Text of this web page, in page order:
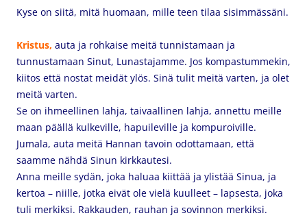
Kyse on siitä, mitä huomaan, mille teen tilaa sisimmässäni.
Kristus, auta ja rohkaise meitä tunnistamaan ja
tunnustamaan Sinut, Lunastajamme. Jos kompastummekin,
kiitos että nostat meidät ylös. Sinä tulit meitä varten, ja olet
meitä varten.
Se on ihmeellinen lahja, taivaallinen lahja, annettu meille
maan päällä kulkeville, hapuileville ja kompuroiville.
Jumala, auta meitä Hannan tavoin odottamaan, että
saamme nähdä Sinun kirkkautesi.
Anna meille sydän, joka haluaa kiittää ja ylistää Sinua, ja
kertoa – niille, jotka eivät ole vielä kuulleet – lapsesta, joka
tuli merkiksi. Rakkauden, rauhan ja sovinnon merkiksi.